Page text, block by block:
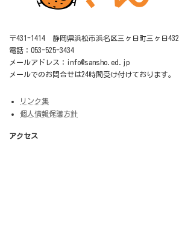
〒431-1414 静岡県浜松市浜名区三ヶ日町三ヶ日432
電話：053-525-3434
メールアドレス：info@sansho.ed.jp
メールでのお問合せは24時間受け付けております。
リンク集
個人情報保護方針
アクセス